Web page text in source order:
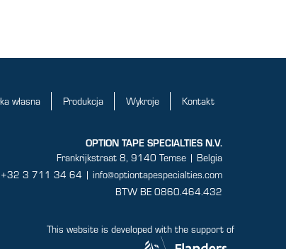
własna Produkcja Wykroje Kontakt
OPTION TAPE SPECIALTIES N.V.
Frankrijkstraat 8, 9140 Temse | Belgia
+32 3 711 34 64 |info@optiontapespecialties.com
BTW BE 0860.464.432
This website is developed with the support of